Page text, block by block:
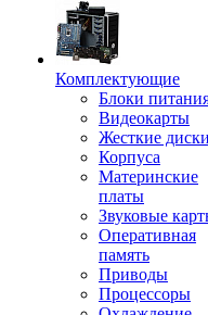
Комплектующие
Блоки
Видеокарты
Жесткие диски
Корпуса
Материнские
платы
Звуковые
Оперативная
память
Приводы
Процессоры